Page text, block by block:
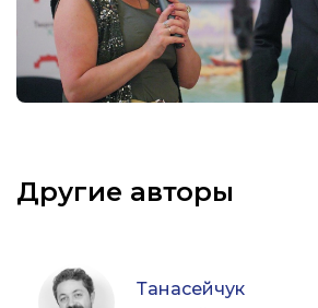
Другие авторы
Танасейчук